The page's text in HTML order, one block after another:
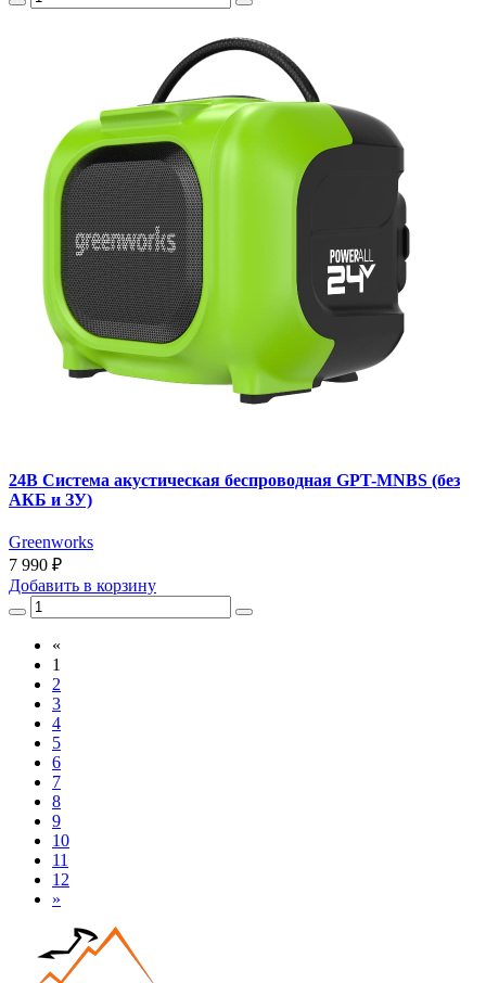
24В Система акустическая беспроводная GPT-MNBS (без
АКБ и ЗУ)
Greenworks
7 990 ₽
Добавить в корзину
«
1
2
3
4
5
6
7
8
9
10
11
12
»